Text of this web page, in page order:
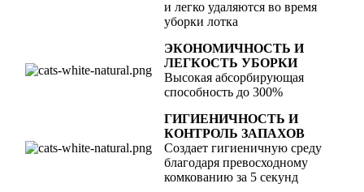
и легко удаляются во время
уборки лотка
ЭКОНОМИЧНОСТЬ И
ЛЕГКОСТЬ УБОРКИ
Высокая абсорбирующая
способность до 300%
ГИГИЕНИЧНОСТЬ И
КОНТРОЛЬ ЗАПАХОВ
Создает гигиеничную среду
благодаря превосходному
комкованию за 5 секунд